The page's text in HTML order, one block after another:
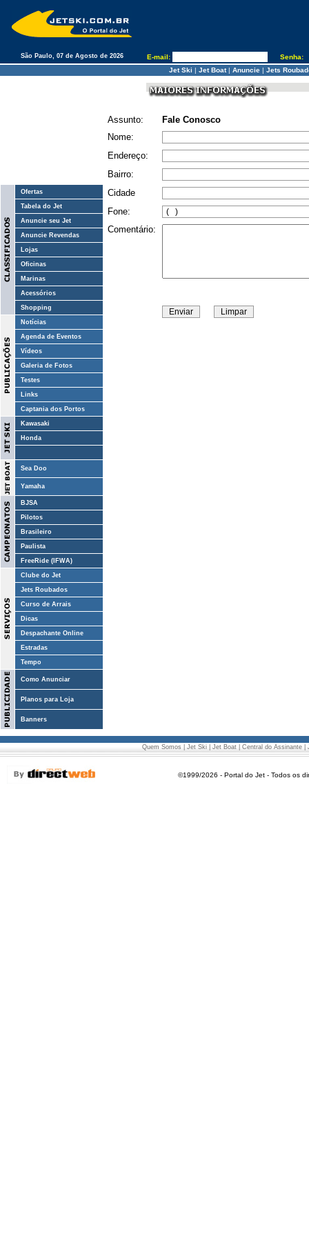
São Paulo, 07 de Agosto de 2026 E-mail:
Senha:
Jet Ski | Jet Boat| Anuncie | Jets
Ofertas
Tabela do Jet
Anuncie seu Jet
Anuncie Revendas
Lojas
Oficinas
Marinas
Acessórios
Shopping
Notícias
Agenda de Eventos
Vídeos
Galeria de Fotos
Testes
Links
Captania dos Portos
Kawasaki
Honda
Sea Doo
Yamaha
BJSA
Pilotos
Brasileiro
Paulista
FreeRide (IFWA)
Clube do Jet
Jets Roubados
Curso de Arrais
Dicas
Despachante Online
Estradas
Tempo
Como Anunciar
Planos para Loja
Banners
Assunto:
Fale Conosco
Nome:
Endereço:
Bairro:
Cidade
Fone:
Comentário:
Quem Somos Jet Ski| Jet Boat| Central do Assinante|
©1999/2026 - Portal do Jet - Todos os